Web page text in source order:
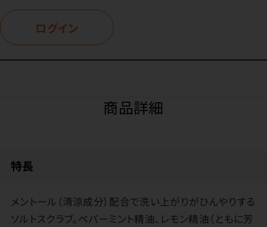
ログイン
商品詳細
特長
メントール（清涼成分）配合で洗い上がりがひんやりする
ソルトスクラブ。ペパーミント精油、レモン精油（ともに芳